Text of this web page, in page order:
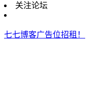
关注论坛
七七博客广告位招租！